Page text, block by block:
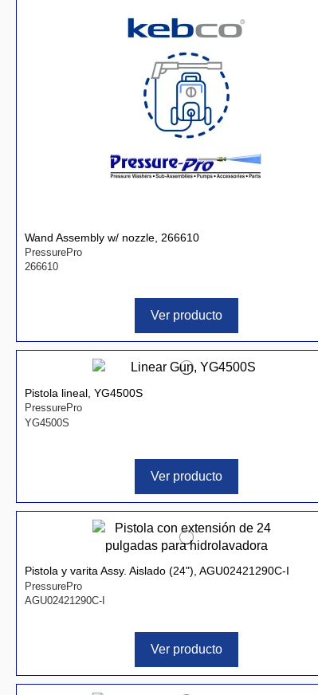
Wand Assembly w/ nozzle, 266610
PressurePro
266610
Ver producto
Pistola lineal, YG4500S
PressurePro
YG4500S
Ver producto
Pistola y varita Assy. Aislado (24"), AGU02421290C-I
PressurePro
AGU02421290C-I
Ver producto